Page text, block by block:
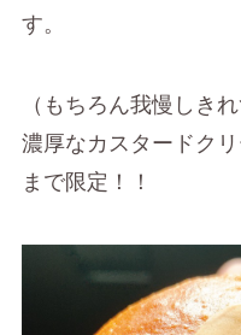
す。
（もちろん我慢しき
濃厚なカスタードク
まで限定！！